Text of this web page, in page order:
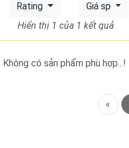
Rating
Giá sp
Hiển thị 1 của 1 kết quả
Không có sản phẩm phù hợp...!
«